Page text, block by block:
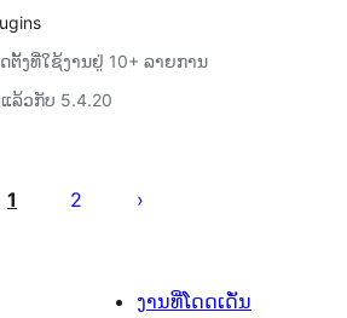
ຕັ້ງທີ່ໃຊ້ງານຢູ່ 10+ ລາຍການ
ລ້ວກັບ 5.4.20
1 2
ງານທີ່ໂດດເດັ່ນ